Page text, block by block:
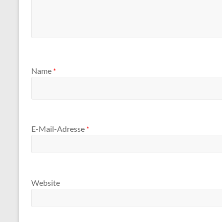
Name *
E-Mail-Adresse *
Website